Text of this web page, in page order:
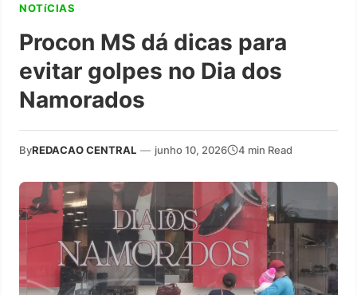
NOTíCIAS
Procon MS dá dicas para
evitar golpes no Dia dos
Namorados
ByREDACAO CENTRAL — junho 10, 2026 4 min Read